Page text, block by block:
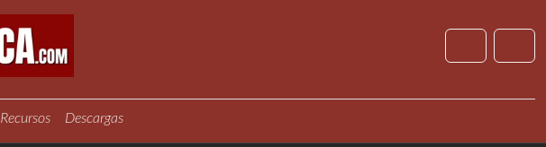
AccountCart
Recursos Descargas